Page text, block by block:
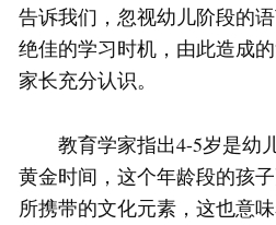
告诉我们，忽视幼儿阶段的
绝佳的学习时机，由此造成
家长充分认识。
教育学家指出4-5岁是幼
黄金时间，这个年龄段的孩
所携带的文化元素，这也意